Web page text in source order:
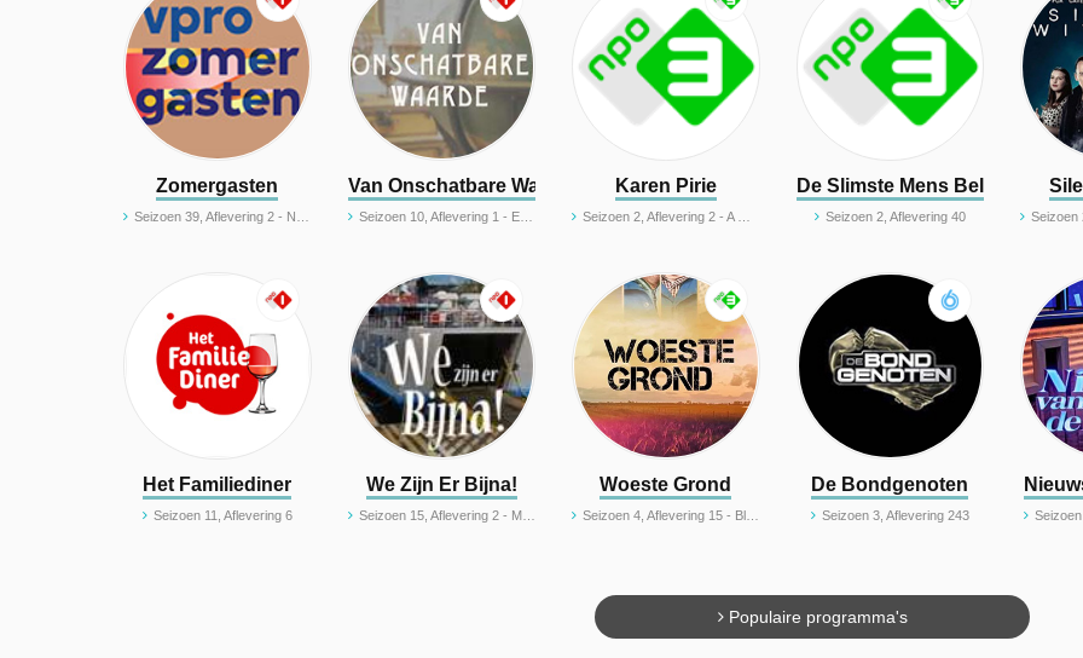
Zomergasten
Seizoen 39, Aflevering 2 - Nasrah Habiballah
Van Onschatbare Waarde
Seizoen 10, Aflevering 1 - Eeuwenoude schatten en spraakmakende deals
Het Familiediner
Seizoen 11, Aflevering 6
We Zijn Er Bijna!
Seizoen 15, Aflevering 2 - Moederdag en Sirtaki
Karen Pirie
Seizoen 2, Aflevering 2 - A Darker Domain (2/3)
De Slimste Mens België
Seizoen 2, Aflevering 40
Woeste Grond
Seizoen 4, Aflevering 15 - Blauwtong
De Bondgenoten
Seizoen 3, Aflevering 243
Seizoen 28,
Populaire programma's